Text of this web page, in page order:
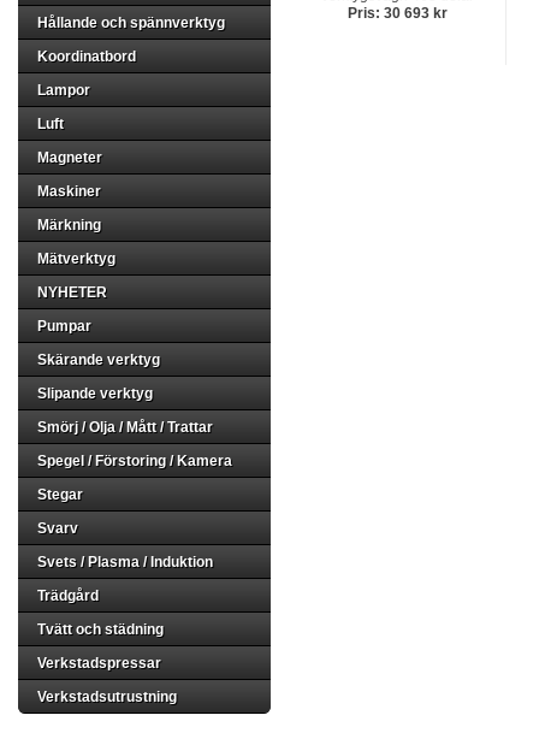
Hållande och spännverktyg
Koordinatbord
Lampor
Luft
Magneter
Maskiner
Märkning
Mätverktyg
NYHETER
Pumpar
Skärande verktyg
Slipande verktyg
Smörj / Olja / Mått / Trattar
Spegel / Förstoring / Kamera
Stegar
Svarv
Svets / Plasma / Induktion
Trädgård
Tvätt och städning
Verkstadspressar
Verkstadsutrustning
Pris: 30 693 kr